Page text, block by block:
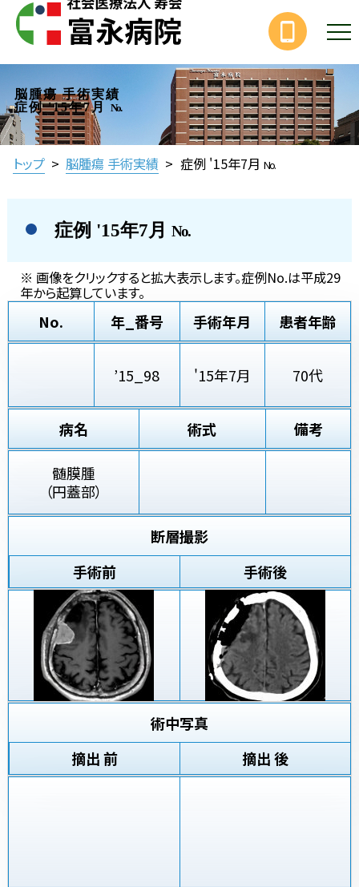
脳腫瘍 手術実績
症例 '15年7月
No.
トップ > 脳腫瘍 手術実績 > 症例 '15年7月 No.
症例 '15年7月 No.
※ 画像をクリックすると拡大表示します。症例No.は平成29
年から起算しています。
No. 年_番号 手術年月 患者年齢
’15_98 '15年7月 70代
病名 術式 備考
髄膜腫
（円蓋部）
断層撮影
手術前
手術後
術中写真
摘出 前
摘出 後